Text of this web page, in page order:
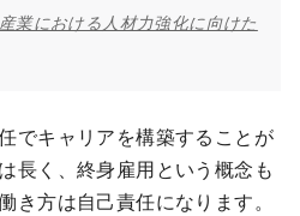
業における人材力強化に向けた
でキャリアを構築することが
長く、終身雇用という概念も
き方は自己責任になります。